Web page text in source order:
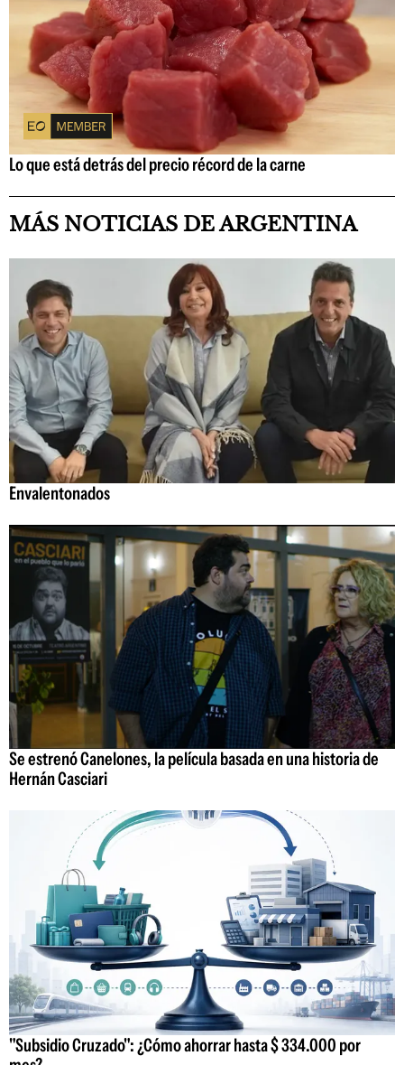
Lo que está detrás del precio récord de la carne
MÁS NOTICIAS DE ARGENTINA
Envalentonados
Se estrenó Canelones, la película basada en una historia de
Hernán Casciari
"Subsidio Cruzado": ¿Cómo ahorrar hasta $ 334.000 por